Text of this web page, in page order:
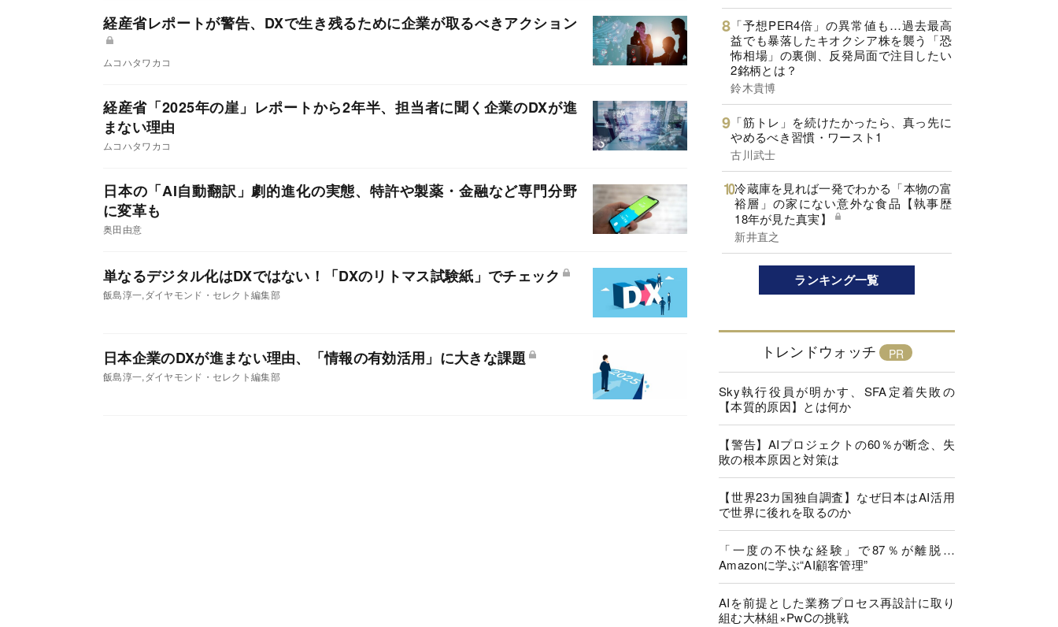
経産省レポートが警告、DXで生き残るために企業が取るべきアクション
ムコハタワカコ
経産省「2025年の崖」レポートから2年半、担当者に聞く企業のDXが進
まない理由
ムコハタワカコ
日本の「AI自動翻訳」劇的進化の実態、特許や製薬・金融など専門分野
に変革も
奥田由意
単なるデジタル化はDXではない！「DXのリトマス試験紙」でチェック
飯島淳一,ダイヤモンド・セレクト編集部
日本企業のDXが進まない理由、「情報の有効活用」に大きな課題
飯島淳一,ダイヤモンド・セレクト編集部
「予想PER4倍」の異常値も…過去最高
益でも暴落したキオクシア株を襲う「恐
怖相場」の裏側、反発局面で注目したい
2銘柄とは？
鈴木貴博
「筋トレ」を続けたかったら、真っ先に
やめるべき習慣・ワースト1
古川武士
冷蔵庫を見れば一発でわかる「本物の富
裕層」の家にない意外な食品【執事歴
18年が見た真実】
新井直之
ランキング一覧
トレンドウォッチ
Sky執行役員が明かす、SFA定着失敗の
【本質的原因】とは何か
【警告】AIプロジェクトの60％が断念、失
敗の根本原因と対策は
【世界23カ国独自調査】なぜ日本はAI活用
で世界に後れを取るのか
「一度の不快な経験」で87％が離脱…
Amazonに学ぶ“AI顧客管理”
AIを前提とした業務プロセス再設計に取り
組む大林組×PwCの挑戦